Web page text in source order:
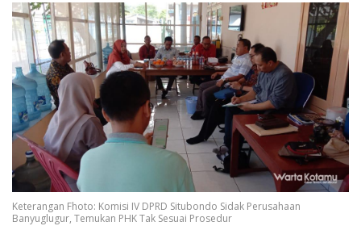
Keterangan Fhoto: Komisi IV DPRD Situbondo Sidak Perusahaan
Banyuglugur, Temukan PHK Tak Sesuai Prosedur